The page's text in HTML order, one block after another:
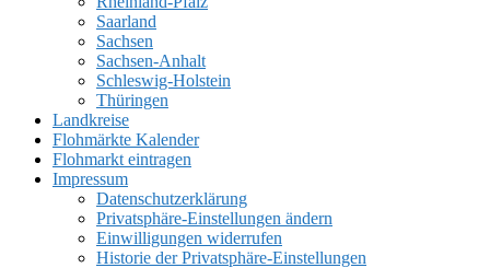
Saarland
Sachsen
Sachsen-Anhalt
Schleswig-Holstein
Thüringen
Landkreise
Flohmärkte Kalender
Flohmarkt eintragen
Impressum
Datenschutzerklärung
Privatsphäre-Einstellungen ändern
Einwilligungen widerrufen
Historie der Privatsphäre-Einstellungen